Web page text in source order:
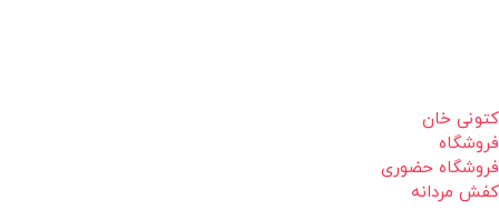
کتونی خان
فروشگاه
فروشگاه حضوری
کفش مردانه